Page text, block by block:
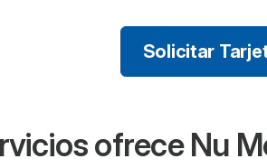
Solicitar
ofrece Nu